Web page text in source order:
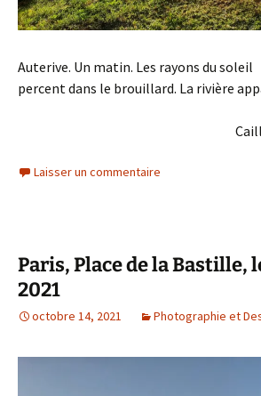
Auterive. Un matin. Les rayons du soleil
percent dans le brouillard. La rivière
Laisser un commentaire
Paris, Place de la Bastille,
2021
octobre 14, 2021 Photographie et